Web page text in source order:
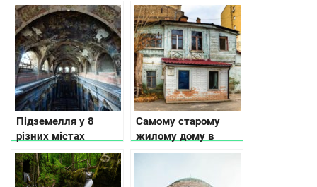
Зверинецкий
монастырь
зняв відео про
героїчну втечу з
СРСР (відео)
Підземелля у 8
різних містах
України: де шукати
нові враження
Самому старому
жилому дому в
Киеве 256 лет